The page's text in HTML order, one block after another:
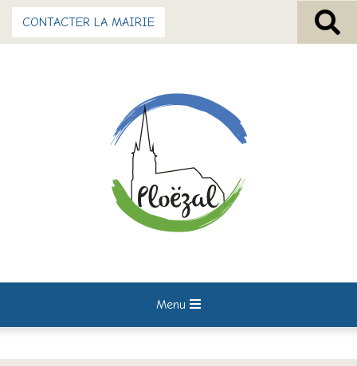
CONTACTER LA MAIRIE
Menu